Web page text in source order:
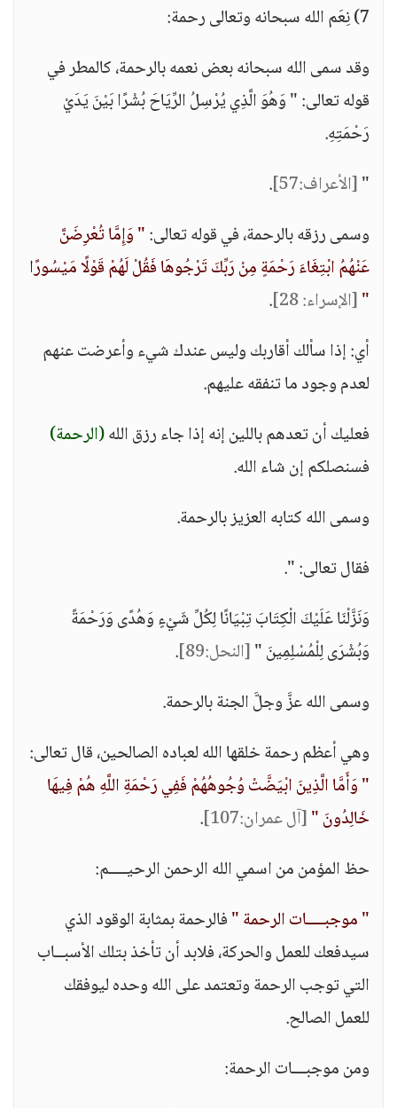
7) نِعَم الله سبحانه وتعالى رحمة:
وقد سمى الله سبحانه بعض نعمه بالرحمة، كالمطر في
قوله تعالى: " وَهُوَ الَّذِي يُرْسِلُ الرِّيَاحَ بُشْرًا بَيْنَ يَدَيْ
رَحْمَتِهِ.
"[الأعراف:57]
.
وسمى رزقه بالرحمة، في قوله تعالى:" وَإِمَّا تُعْرِضَنَّ
عَنْهُمُ ابْتِغَاءَ رَحْمَةٍ مِنْ رَبِّكَ تَرْجُوهَا فَقُلْ لَهُمْ قَوْلًا مَيْسُورًا
"[الإسراء: 28]
.
أي: إذا سألك أقاربك وليس عندك شيء وأعرضت عنهم
لعدم وجود ما تنفقه عليهم.
فعليك أن تعدهم باللين إنه إذا جاء رزق الله(الرحمة)
فسنصلكم إن شاء الله.
وسمى الله كتابه العزيز بالرحمة.
فقال تعالى: ".
وَنَزَّلْنَا عَلَيْكَ الْكِتَابَ تِبْيَانًا لِكُلِّ شَيْءٍ وَهُدًى وَرَحْمَةً
وَبُشْرَى لِلْمُسْلِمِينَ "[النحل:89]
.
وسمى الله عزَّ وجلَّ الجنة بالرحمة.
وهي أعظم رحمة خلقها الله لعباده الصالحين، قال تعالى:
" وَأَمَّا الَّذِينَ ابْيَضَّتْ وُجُوهُهُمْ فَفِي رَحْمَةِ اللَّهِ هُمْ فِيهَا
خَالِدُونَ "[آل عمران:107]
.
حظ المؤمن من اسمي الله الرحمن الرحيــــم:
" موجبــــات الرحمة "فالرحمة بمثابة الوقود الذي
سيدفعك للعمل والحركة، فلابد أن تأخذ بتلك الأسبــاب
التي توجب الرحمة وتعتمد على الله وحده ليوفقك
للعمل الصالح.
ومن موجبـــات الرحمة: